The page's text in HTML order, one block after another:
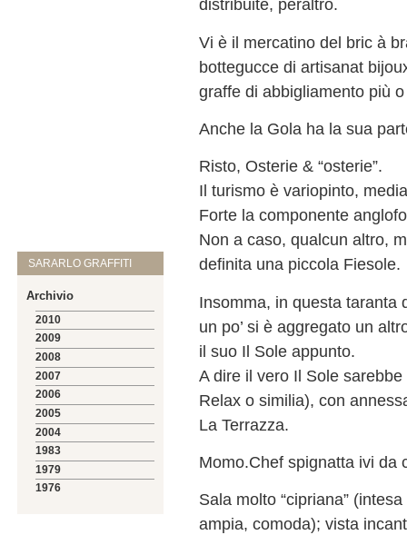
SARARLO GRAFFITI
Archivio
2010
2009
2008
2007
2006
2005
2004
1983
1979
1976
distribuite, peraltro.
Vi è il mercatino del bric à
bottegucce di artisanat
graffe di abbigliamento più
Anche la Gola ha la sua
Risto, Osterie & “osterie”.
Il turismo è variopinto,
Forte la componente
Non a caso, qualcun altro,
definita una piccola Fiesole.
Insomma, in questa taranta
un po’ si è aggregato un
il suo Il Sole appunto.
A dire il vero Il Sole
Relax o similia), con
La Terrazza.
Momo.Chef spignatta ivi da
Sala molto “cipriana”
ampia, comoda); vista